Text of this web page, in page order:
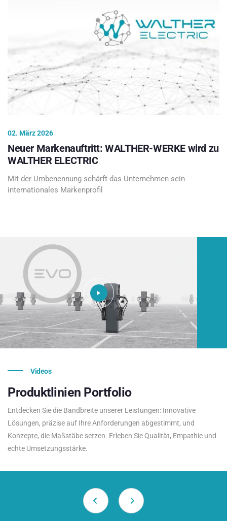
02. März 2026
Neuer Markenauftritt: WALTHER-WERKE wird zu
WALTHER ELECTRIC
Mit der Umbenennung schärft das Unternehmen sein
internationales Markenprofil
Videos
Produktlinien Portfolio
Entdecken Sie die Bandbreite unserer Leistungen: Innovative
Lösungen, präzise auf Ihre Anforderungen abgestimmt, und
Konzepte, die Maßstäbe setzen. Erleben Sie Qualität, Empathie und
echte Umsetzungsstärke.